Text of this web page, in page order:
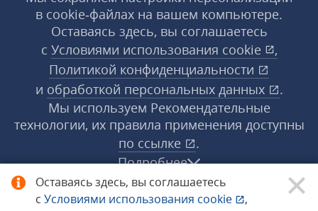
Оставаясь здесь, вы соглашаетесь
с Условиями использования cookie
,
в cookie‑файлах на вашем компьютере.
Оставаясь здесь, вы соглашаетесь
с Условиями использования cookie
,
Политикой конфиденциальности
и обработкой персональных данных
.
Мы используем Рекомендательные
технологии, их правила применения доступны
по ссылке
.
Подробнее
© 1998−2026 «1С‑Рарус» ®. Все права